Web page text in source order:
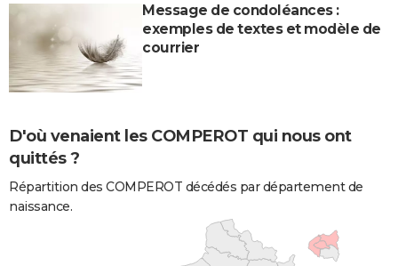
Message de condoléances :
exemples de textes et modèle de
courrier
D'où venaient les COMPEROT qui nous ont
quittés ?
Répartition des COMPEROT décédés par département de
naissance.